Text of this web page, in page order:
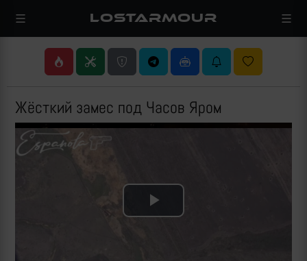
LOSTARMOUR
Жёсткий замес под Часов Яром
Play